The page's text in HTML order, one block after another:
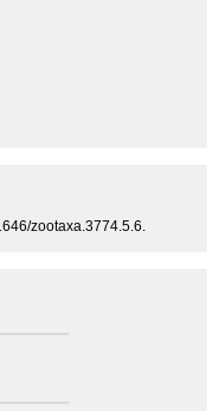
zootaxa.3774.5.6.